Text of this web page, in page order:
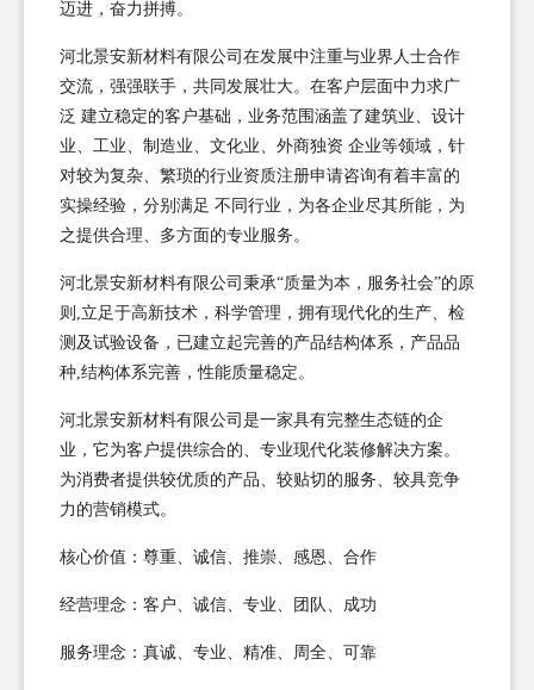
迈进，奋力拼搏。
河北景安新材料有限公司在发展中注重与业界人士合作
交流，强强联手，共同发展壮大。在客户层面中力求广
泛 建立稳定的客户基础，业务范围涵盖了建筑业、设计
业、工业、制造业、文化业、外商独资 企业等领域，针
对较为复杂、繁琐的行业资质注册申请咨询有着丰富的
实操经验，分别满足 不同行业，为各企业尽其所能，为
之提供合理、多方面的专业服务。
河北景安新材料有限公司秉承“质量为本，服务社会”的原
则,立足于高新技术，科学管理，拥有现代化的生产、检
测及试验设备，已建立起完善的产品结构体系，产品品
种,结构体系完善，性能质量稳定。
河北景安新材料有限公司是一家具有完整生态链的企
业，它为客户提供综合的、专业现代化装修解决方案。
为消费者提供较优质的产品、较贴切的服务、较具竞争
力的营销模式。
核心价值：尊重、诚信、推崇、感恩、合作
经营理念：客户、诚信、专业、团队、成功
服务理念：真诚、专业、精准、周全、可靠